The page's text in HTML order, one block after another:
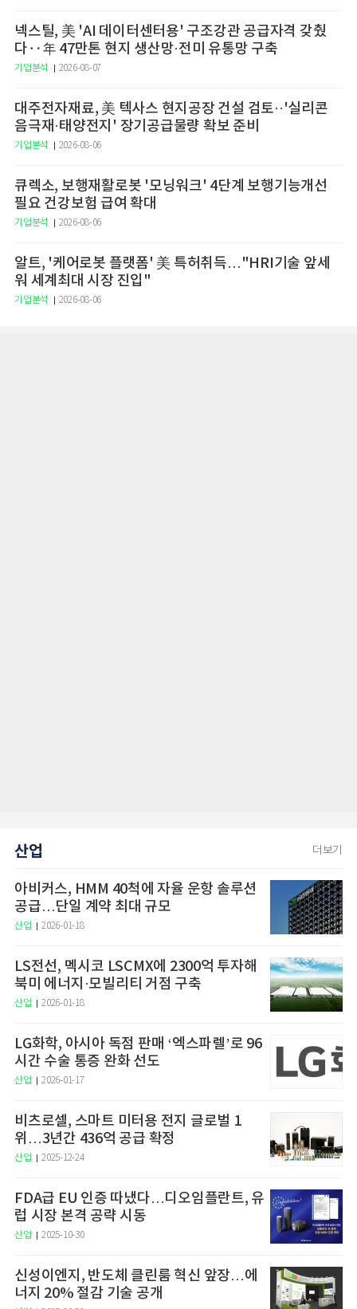
넥스틸, 美 'AI 데이터센터용' 구조강관 공급자격 갖췄
다‥年 47만톤 현지 생산망·전미 유통망 구축
기업분석 2026-08-07
대주전자재료, 美 텍사스 현지공장 건설 검토··'실리콘
음극재·태양전지' 장기공급물량 확보 준비
기업분석 2026-08-06
큐렉소, 보행재활로봇 '모닝워크' 4단계 보행기능개선
필요 건강보험 급여 확대
기업분석 2026-08-06
알트, '케어로봇 플랫폼' 美 특허취득…"HRI기술 앞세
워 세계최대 시장 진입"
기업분석 2026-08-06
산업 더보기
아비커스, HMM 40척에 자율 운항 솔루션
공급…단일 계약 최대 규모
산업 2026-01-18
LS전선, 멕시코 LSCMX에 2300억 투자해
북미 에너지·모빌리티 거점 구축
산업 2026-01-18
LG화학, 아시아 독점 판매 ‘엑스파렐’로 96
시간 수술 통증 완화 선도
산업 2026-01-17
비츠로셀, 스마트 미터용 전지 글로벌 1
위…3년간 436억 공급 확정
산업 2025-12-24
FDA급 EU 인증 따냈다…디오임플란트, 유
럽 시장 본격 공략 시동
산업 2025-10-30
신성이엔지, 반도체 클린룸 혁신 앞장…에
너지 20% 절감 기술 공개